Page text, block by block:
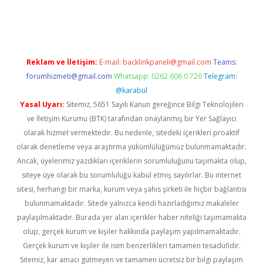
Reklam ve İletişim: E-mail: backlinkpaneli@gmail.com Teams:
forumhizmeti@gmail.com Whatsapp: 0262 606 0 726 Telegram:
@karabul
Yasal Uyarı: Sitemiz, 5651 Sayılı Kanun gereğince Bilgi Teknolojileri
ve İletişim Kurumu (BTK) tarafından onaylanmış bir Yer Sağlayıcı
olarak hizmet vermektedir. Bu nedenle, sitedeki içerikleri proaktif
olarak denetleme veya araştırma yükümlülüğümüz bulunmamaktadır.
Ancak, üyelerimiz yazdıkları içeriklerin sorumluluğunu taşımakta olup,
siteye üye olarak bu sorumluluğu kabul etmiş sayılırlar. Bu internet
sitesi, herhangi bir marka, kurum veya şahıs şirketi ile hiçbir bağlantısı
bulunmamaktadır. Sitede yalnızca kendi hazırladığımız makaleler
paylaşılmaktadır. Burada yer alan içerikler haber niteliği taşımamakta
olup, gerçek kurum ve kişiler hakkında paylaşım yapılmamaktadır.
Gerçek kurum ve kişiler ile isim benzerlikleri tamamen tesadüfidir.
Sitemiz, kar amacı gütmeyen ve tamamen ücretsiz bir bilgi paylaşım